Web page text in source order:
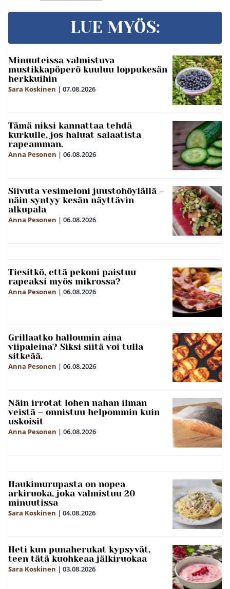
LUE MYÖS:
Minuuteissa valmistuva
mustikkapöperö kuuluu loppukesän
herkkuihin
Sara Koskinen | 07.08.2026
Tämä niksi kannattaa tehdä
kurkulle, jos haluat salaatista
rapeamman.
Anna Pesonen | 06.08.2026
Siivuta vesimeloni juustohöylällä –
näin syntyy kesän näyttävin
alkupala
Anna Pesonen | 06.08.2026
Tiesitkö, että pekoni paistuu
rapeaksi myös mikrossa?
Anna Pesonen | 06.08.2026
Grillaatko halloumin aina
viipaleina? Siksi siitä voi tulla
sitkeää.
Anna Pesonen | 06.08.2026
Näin irrotat lohen nahan ilman
veistä – onnistuu helpommin kuin
uskoisit
Anna Pesonen | 06.08.2026
Haukimurupasta on nopea
arkiruoka, joka valmistuu 20
minuutissa
Sara Koskinen | 04.08.2026
Heti kun punaherukat kypsyvät,
teen tätä kuohkeaa jälkiruokaa
Sara Koskinen | 03.08.2026